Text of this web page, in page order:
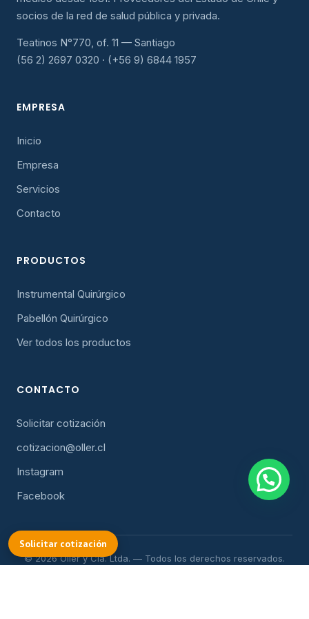
COTIZAR
socios de la red de salud pública y privada.
Teatinos N°770, of. 11 — Santiago
(56 2) 2697 0320 · (+56 9) 6844 1957
EMPRESA
Inicio
Empresa
Servicios
Contacto
PRODUCTOS
Instrumental Quirúrgico
Pabellón Quirúrgico
Ver todos los productos
CONTACTO
Solicitar cotización
cotizacion@oller.cl
Instagram
Facebook
© 2026 Oller y Cía. Ltda. — Todos los derechos reservados.
Solicitar cotización